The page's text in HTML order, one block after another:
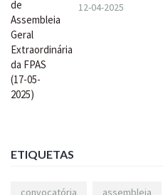
12-04-2025
ETIQUETAS
convocatória assembleia